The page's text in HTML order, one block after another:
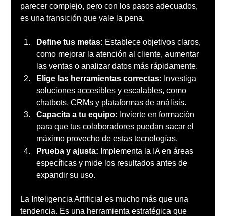
parecer complejo, pero con los pasos adecuados,
es una transición que vale la pena.
Define tus metas: Establece objetivos claros,
como mejorar la atención al cliente, aumentar
las ventas o analizar datos más rápidamente.
Elige las herramientas correctas: Investiga
soluciones accesibles y escalables, como
chatbots, CRMs y plataformas de análisis.
Capacita a tu equipo: Invierte en formación
para que tus colaboradores puedan sacar el
máximo provecho de estas tecnologías.
Prueba y ajusta: Implementa la IA en áreas
específicas y mide los resultados antes de
expandir su uso.
La Inteligencia Artificial es mucho más que una
tendencia. Es una herramienta estratégica que